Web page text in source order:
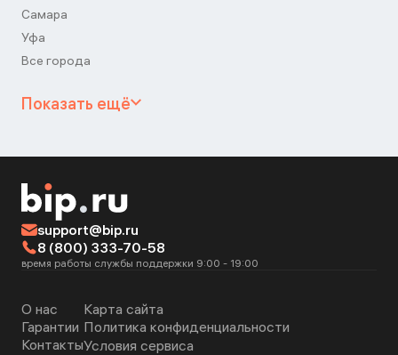
Самара
Уфа
Все города
Показать ещё
support@bip.ru
8 (800) 333-70-58
время работы службы поддержки 9:00 - 19:00
О нас
Гарантии
Контакты
Карта сайта
Политика конфиденциальности
Условия сервиса